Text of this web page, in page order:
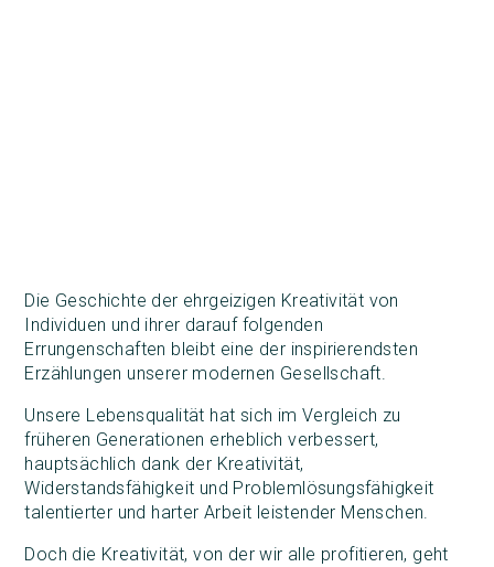
Die Geschichte der ehrgeizigen Kreativität von
Individuen und ihrer darauf folgenden
Errungenschaften bleibt eine der inspirierendsten
Erzählungen unserer modernen Gesellschaft.
Unsere Lebensqualität hat sich im Vergleich zu
früheren Generationen erheblich verbessert,
hauptsächlich dank der Kreativität,
Widerstandsfähigkeit und Problemlösungsfähigkeit
talentierter und harter Arbeit leistender Menschen.
Doch die Kreativität, von der wir alle profitieren, geht